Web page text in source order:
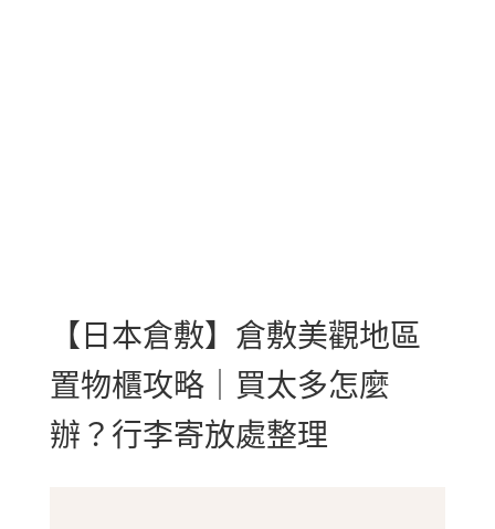
【日本倉敷】倉敷美觀地區
置物櫃攻略｜買太多怎麼
辦？行李寄放處整理